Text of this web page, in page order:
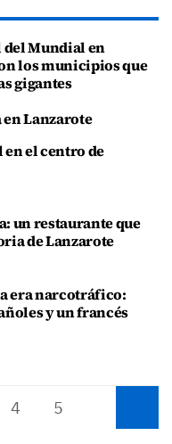
del Mundial en
los municipios que
gigantes
Lanzarote
el centro de
un restaurante que
de Lanzarote
era narcotráfico:
y un francés
4 5